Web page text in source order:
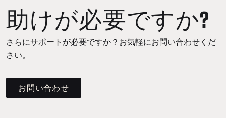
助けが必要ですか?
さらにサポートが必要ですか？お気軽にお問い合わせくだ
さい。
お問い合わせ